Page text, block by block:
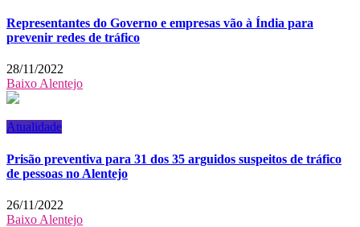
Representantes do Governo e empresas vão à Índia para
prevenir redes de tráfico
28/11/2022
Baixo Alentejo
Atualidade
Prisão preventiva para 31 dos 35 arguidos suspeitos de tráfico
de pessoas no Alentejo
26/11/2022
Baixo Alentejo